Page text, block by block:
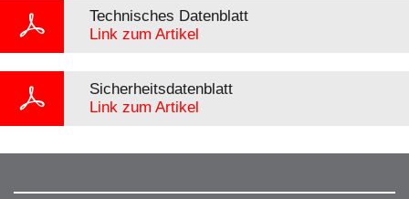
Technisches Datenblatt
Link zum Artikel
Sicherheitsdatenblatt
Link zum Artikel